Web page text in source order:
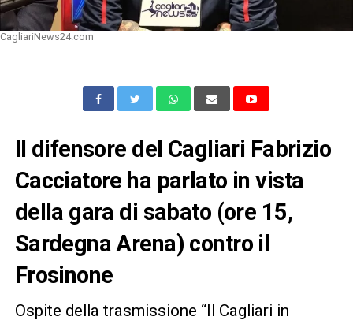
CagliariNews24.com
Il difensore del Cagliari Fabrizio
Cacciatore ha parlato in vista
della gara di sabato (ore 15,
Sardegna Arena) contro il
Frosinone
Ospite della trasmissione “Il Cagliari in